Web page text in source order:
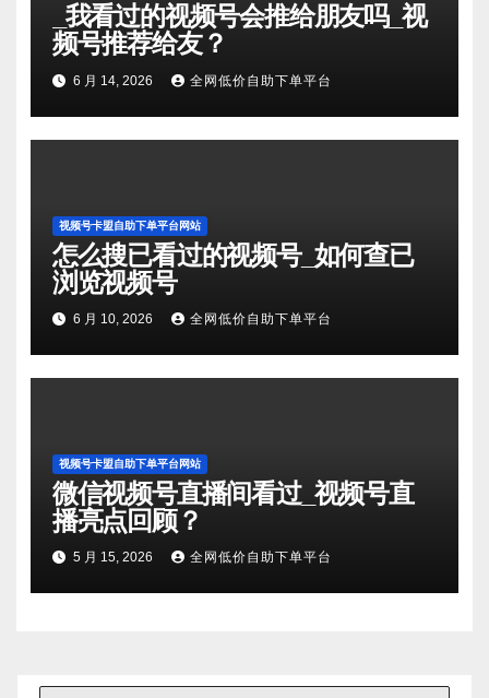
_我看过的视频号会推给朋友吗_视
频号推荐给友？
6 月 14, 2026 全网低价自助下单平台
视频号卡盟自助下单平台网站
怎么搜已看过的视频号_如何查已
浏览视频号
6 月 10, 2026 全网低价自助下单平台
视频号卡盟自助下单平台网站
微信视频号直播间看过_视频号直
播亮点回顾？
5 月 15, 2026 全网低价自助下单平台